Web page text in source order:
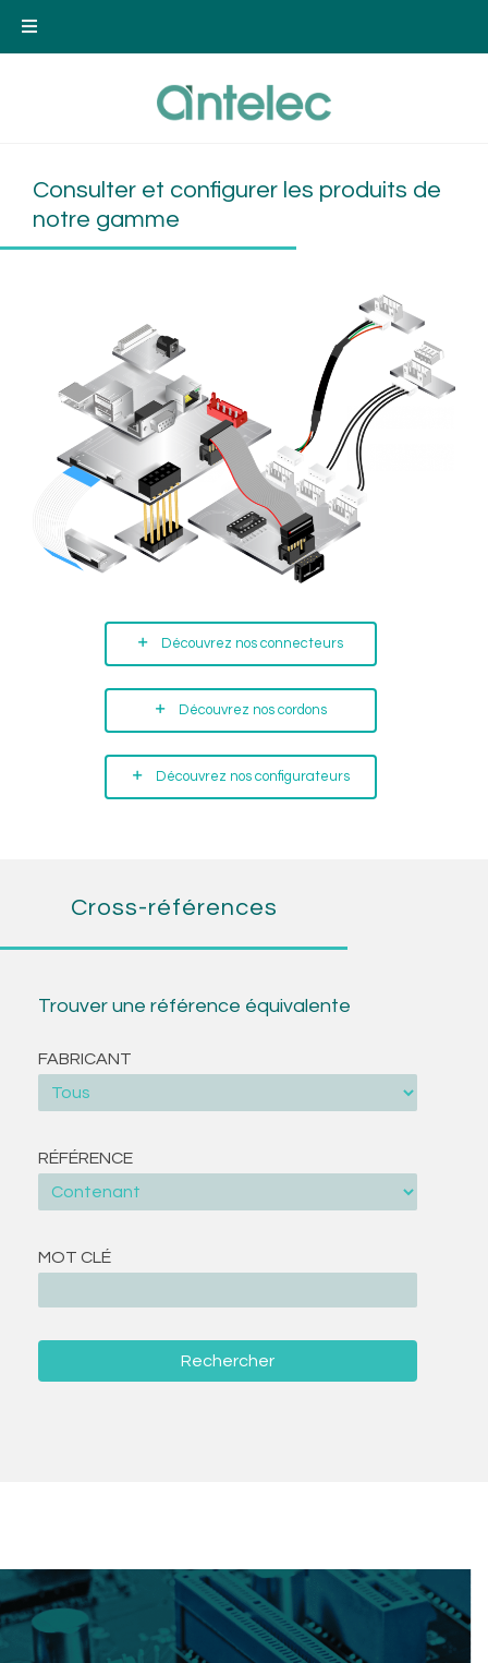
Consulter et configurer les produits de
notre gamme
Découvrez nos connecteurs
Découvrez nos cordons
Découvrez nos configurateurs
Cross-références
Trouver une référence équivalente
FABRICANT
RÉFÉRENCE
MOT CLÉ